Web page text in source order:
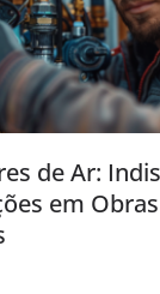
de Ar:
em Obras